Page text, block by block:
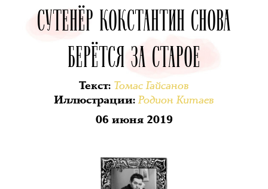
СУТЕНЁР КОКСТАНТИН СНОВА
БЕРЁТСЯ ЗА СТАРОЕ
Текст: Томас Гайсанов
Иллюстрации:Родион Китаев
06 июня 2019